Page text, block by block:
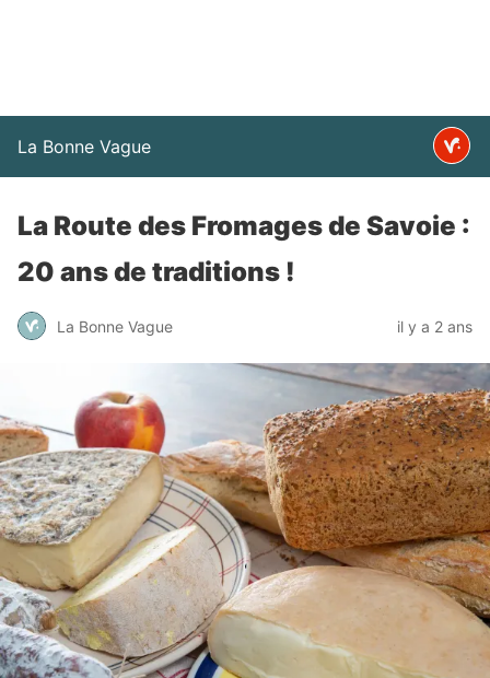
La Bonne Vague
La Route des Fromages de Savoie :
20 ans de traditions !
La Bonne Vague il y a 2 ans